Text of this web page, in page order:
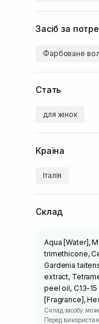
Засіб за
Фарбоване
Стать
для жінок
Країна
Італія
Склад
Aqua [Water],
trimethicone,
Gardenia
extract,
peel oil, C13-
[Fragrance],
Склад засобу
Перед